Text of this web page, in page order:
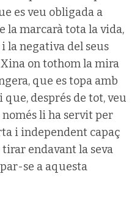
es veu obligada a
la marcarà tota la vida,
la negativa del seus
on tothom la mira
que es topa amb
després de tot, veu
li ha servit per
i independent capaç
endavant la seva
se a aquesta